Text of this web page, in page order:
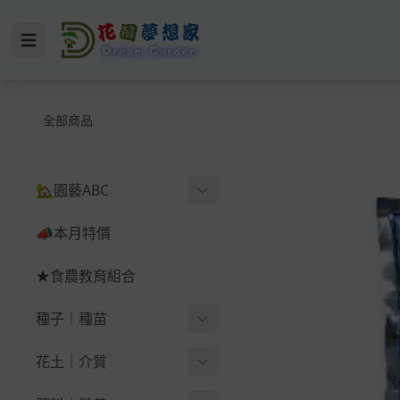
全部商品
🏡園藝ABC
🪴育苗＆幼苗
🪴蔬果＆根莖
-
辣椒（鬼椒）
- 韭菜、韭菜花、韭
📣本月特價
★食農教育組合
種子｜種苗
葉菜類
花土｜介質